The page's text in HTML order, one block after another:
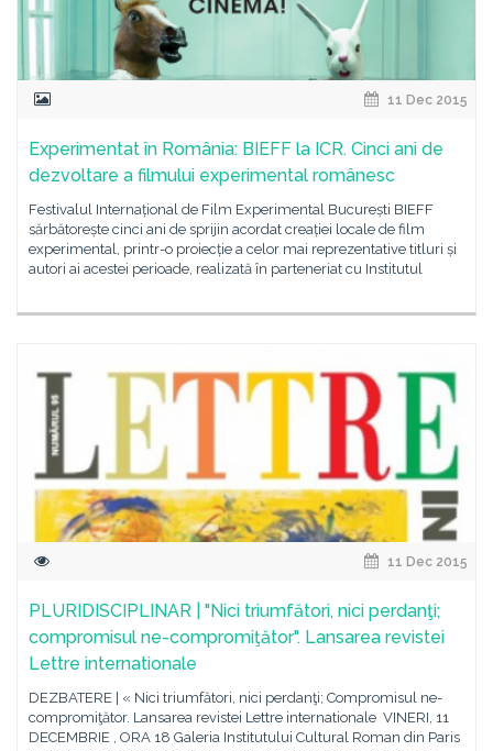
11 Dec 2015
Experimentat în România: BIEFF la ICR. Cinci ani de
dezvoltare a filmului experimental românesc
Festivalul Internațional de Film Experimental București BIEFF
sărbătorește cinci ani de sprijin acordat creației locale de film
experimental, printr-o proiecție a celor mai reprezentative titluri și
autori ai acestei perioade, realizată în parteneriat cu Institutul
11 Dec 2015
PLURIDISCIPLINAR | "Nici triumfători, nici perdanţi;
compromisul ne-compromiţător". Lansarea revistei
Lettre internationale
DEZBATERE | « Nici triumfători, nici perdanţi; Compromisul ne-
compromiţător. Lansarea revistei Lettre internationale VINERI, 11
DECEMBRIE , ORA 18 Galeria Institutului Cultural Roman din Paris